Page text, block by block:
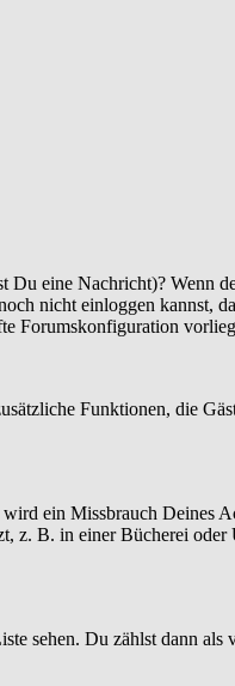
eine Nachricht)? Wenn
nicht einloggen kannst,
Forumskonfiguration
Funktionen, die
ein Missbrauch Deines
z. B. in einer Bücherei
sehen. Du zählst dann als